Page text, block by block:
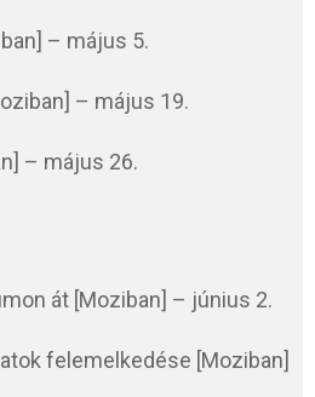
– május 5.
– május 19.
– május 26.
át [Moziban] – június 2.
felemelkedése [Moziban]